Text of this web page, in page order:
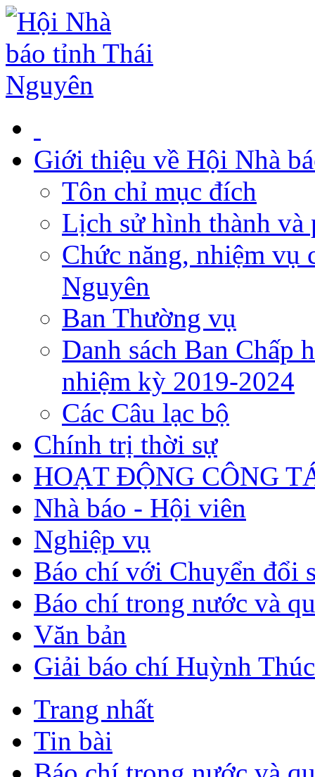
Giới thiệu về Hội Nhà
Tôn chỉ mục đích
Lịch sử hình thành và
Chức năng, nhiệm vụ
Nguyên
Ban Thường vụ
Danh sách Ban Chấp
nhiệm kỳ 2019-2024
Các Câu lạc bộ
Chính trị thời sự
HOẠT ĐỘNG CÔNG
Nhà báo - Hội viên
Nghiệp vụ
Báo chí với Chuyển đổi
Báo chí trong nước và
Văn bản
Giải báo chí Huỳnh
Trang nhất
Tin bài